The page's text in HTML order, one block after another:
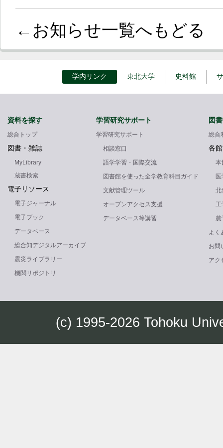
←お知らせ一覧へもどる
学内リンク 東北大学 史料館
資料を探す
総合トップ
図書・雑誌
MyLibrary
蔵書検索
電子リソース
電子ジャーナル
電子ブック
データベース
総合知デジタルアーカイブ
震災ライブラリー
機関リポジトリ
学習研究サポート
学習研究サポート
相談窓口
語学学習・国際交流
図書館を使った全学教育科目ガイド
文献管理ツール
オープンアクセス支援
データベース等講習
図
総合
各
本
北
工
農
よく
お問
アク
(c) 1995-2026 Tohoku